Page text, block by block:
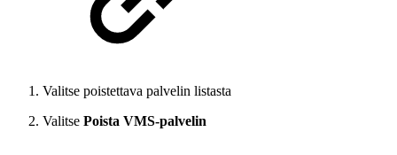
Valitse poistettava palvelin listasta
Valitse Poista VMS-palvelin